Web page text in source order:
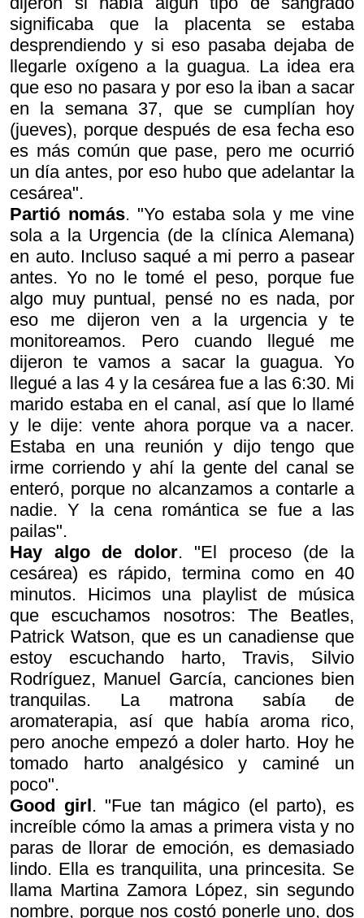
significaba que la placenta se estaba
desprendiendo y si eso pasaba dejaba de
llegarle oxígeno a la guagua. La idea era
que eso no pasara y por eso la iban a sacar
en la semana 37, que se cumplían hoy
(jueves), porque después de esa fecha eso
es más común que pase, pero me ocurrió
un día antes, por eso hubo que adelantar la
cesárea".
Partió nomás. "Yo estaba sola y me vine
sola a la Urgencia (de la clínica Alemana)
en auto. Incluso saqué a mi perro a pasear
antes. Yo no le tomé el peso, porque fue
algo muy puntual, pensé no es nada, por
eso me dijeron ven a la urgencia y te
monitoreamos. Pero cuando llegué me
dijeronte vamos a sacar la guagua.Yo
llegué a las 4 y la cesárea fue a las 6:30. Mi
marido estaba en el canal, así que lo llamé
y le dije: vente ahora porque va a nacer.
Estaba en una reunión y dijotengo que
irme corriendoy ahí la gente del canal se
enteró, porque no alcanzamos a contarle a
nadie. Y la cena romántica se fue a las
pailas".
Hay algo de dolor. "El proceso (de la
cesárea) es rápido, termina como en 40
minutos. Hicimos una playlist de música
que escuchamos nosotros: The Beatles,
Patrick Watson, que es un canadiense que
estoy escuchando harto, Travis, Silvio
Rodríguez, Manuel García, canciones bien
tranquilas. La matrona sabía de
aromaterapia, así que había aroma rico,
pero anoche empezó a doler harto. Hoy he
tomado harto analgésico y caminé un
poco".
Good girl. "Fue tan mágico (el parto), es
increíble cómo la amas a primera vista y no
paras de llorar de emoción, es demasiado
lindo. Ella es tranquilita, una princesita. Se
llama Martina Zamora López, sin segundo
nombre, porque nos costó ponerle uno, dos